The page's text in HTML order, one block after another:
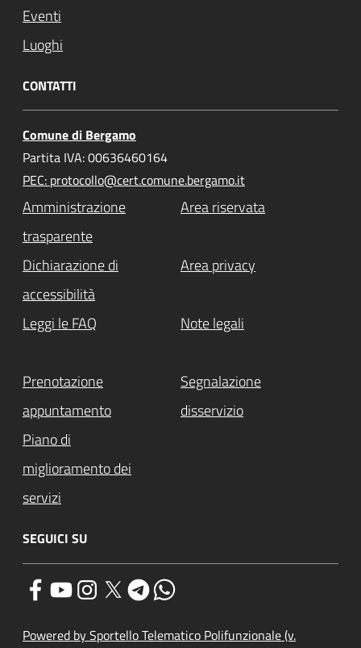
Eventi
Luoghi
CONTATTI
Comune di Bergamo
Partita IVA: 00636460164
PEC: protocollo@cert.comune.bergamo.it
Amministrazione
trasparente
Area riservata
Dichiarazione di
accessibilità
Area privacy
Leggi le FAQ Note legali
Prenotazione
appuntamento
Segnalazione
disservizio
Piano di
miglioramento dei
servizi
SEGUICI SU
Powered by Sportello Telematico Polifunzionale (v.